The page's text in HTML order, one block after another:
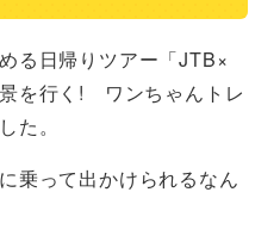
る日帰りツアー「JTB×
を行く! ワンちゃんトレ
た。
乗って出かけられるなん